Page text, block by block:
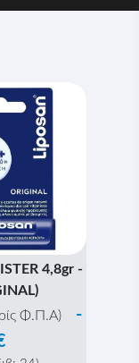
4,8gr -
Φ.Π.Α)
-